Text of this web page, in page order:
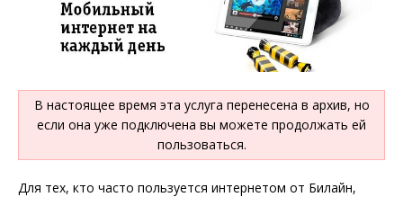
В настоящее время эта услуга перенесена в архив, но
если она уже подключена вы можете продолжать ей
пользоваться.
Для тех, кто часто пользуется интернетом от Билайн,